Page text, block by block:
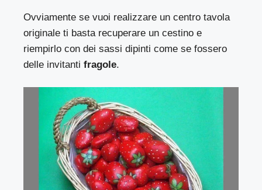
Ovviamente se vuoi realizzare un centro tavola
originale ti basta recuperare un cestino e
riempirlo con dei sassi dipinti come se fossero
delle invitantifragole.